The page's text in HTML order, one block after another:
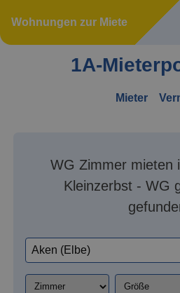
Wohnungen zur Miete
1A-
Mieter
WG Zimmer mieten
Kleinzerbst - WG